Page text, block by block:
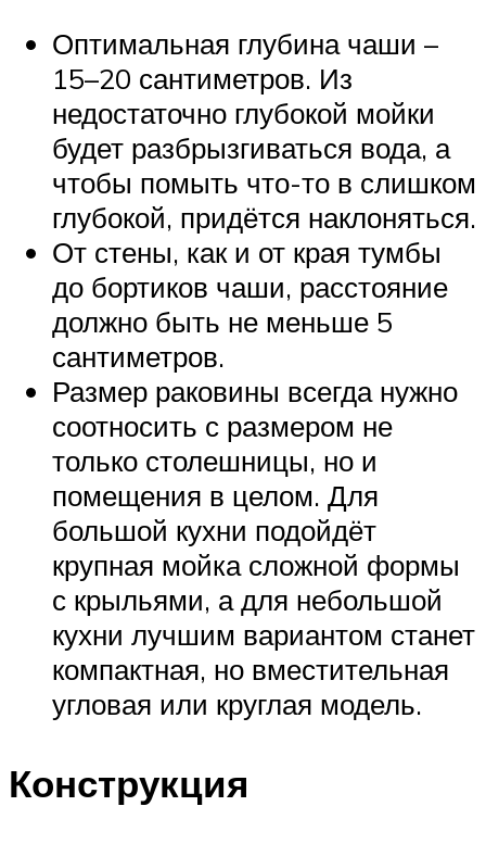
Оптимальная глубина чаши –
15–20 сантиметров. Из
недостаточно глубокой мойки
будет разбрызгиваться вода, а
чтобы помыть что-то в слишком
глубокой, придётся наклоняться.
От стены, как и от края тумбы
до бортиков чаши, расстояние
должно быть не меньше 5
сантиметров.
Размер раковины всегда нужно
соотносить с размером не
только столешницы, но и
помещения в целом. Для
большой кухни подойдёт
крупная мойка сложной формы
с крыльями, а для небольшой
кухни лучшим вариантом станет
компактная, но вместительная
угловая или круглая модель.
Конструкция